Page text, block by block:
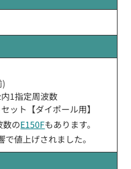
)
1指定周波数
ット【ダイポール用】
数のE150Fもあります。
値上げされました。